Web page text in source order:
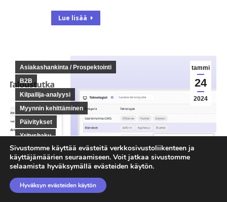
Lue lisää
tammi
24
2024
Asiakashankinta / Prospektointi
B2B
Kilpailija-analyysi
Myynnin kehittäminen
Päivitykset
Yrityshaku
Uutta Taloustutkassa:
löydä yritysten
käyttämät
Sivustomme käyttää evästeitä verkkosivustoliikenteen ja
käyttäjämäärien seuraamiseen. Voit jatkaa sivustomme
selaamista hyväksymällä evästeiden käytön.
Hyväksyn evästeiden käytön